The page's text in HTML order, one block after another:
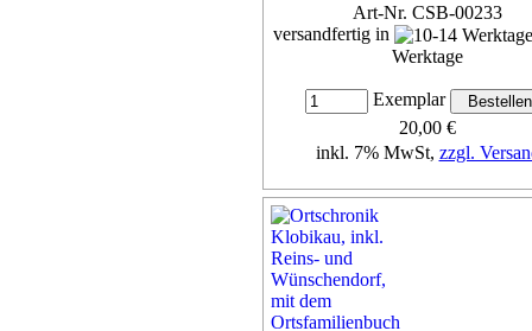
Art-Nr. CSB-00233
versandfertig in
Werktage
Exemplar
20,00 €
inkl. 7% MwSt, zzgl.
Details...